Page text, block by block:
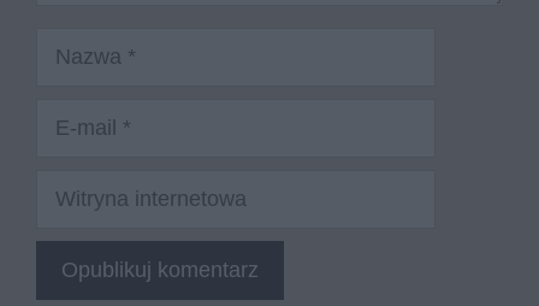
Witryna
internetowa